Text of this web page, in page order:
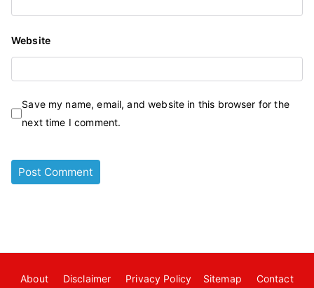
Website
Save my name, email, and website in this browser for the
next time I comment.
About Disclaimer Privacy Policy Sitemap Contact